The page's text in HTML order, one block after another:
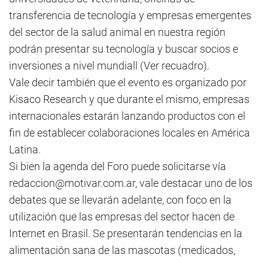
transferencia de tecnología y empresas emergentes
del sector de la salud animal en nuestra región
podrán presentar su tecnología y buscar socios e
inversiones a nivel mundiall (Ver recuadro).
Vale decir también que el evento es organizado por
Kisaco Research y que durante el mismo, empresas
internacionales estarán lanzando productos con el
fin de establecer colaboraciones locales en América
Latina.
Si bien la agenda del Foro puede solicitarse vía
redaccion@motivar.com.ar, vale destacar uno de los
debates que se llevarán adelante, con foco en la
utilización que las empresas del sector hacen de
Internet en Brasil. Se presentarán tendencias en la
alimentación sana de las mascotas (medicados,